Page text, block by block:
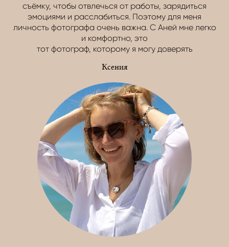
съёмку, чтобы отвлечься от работы, зарядиться
эмоциями и расслабиться. Поэтому для меня
личность фотографа очень важна. С Аней мне легко
и комфортно, это
тот фотограф, которому я могу доверять
Ксения